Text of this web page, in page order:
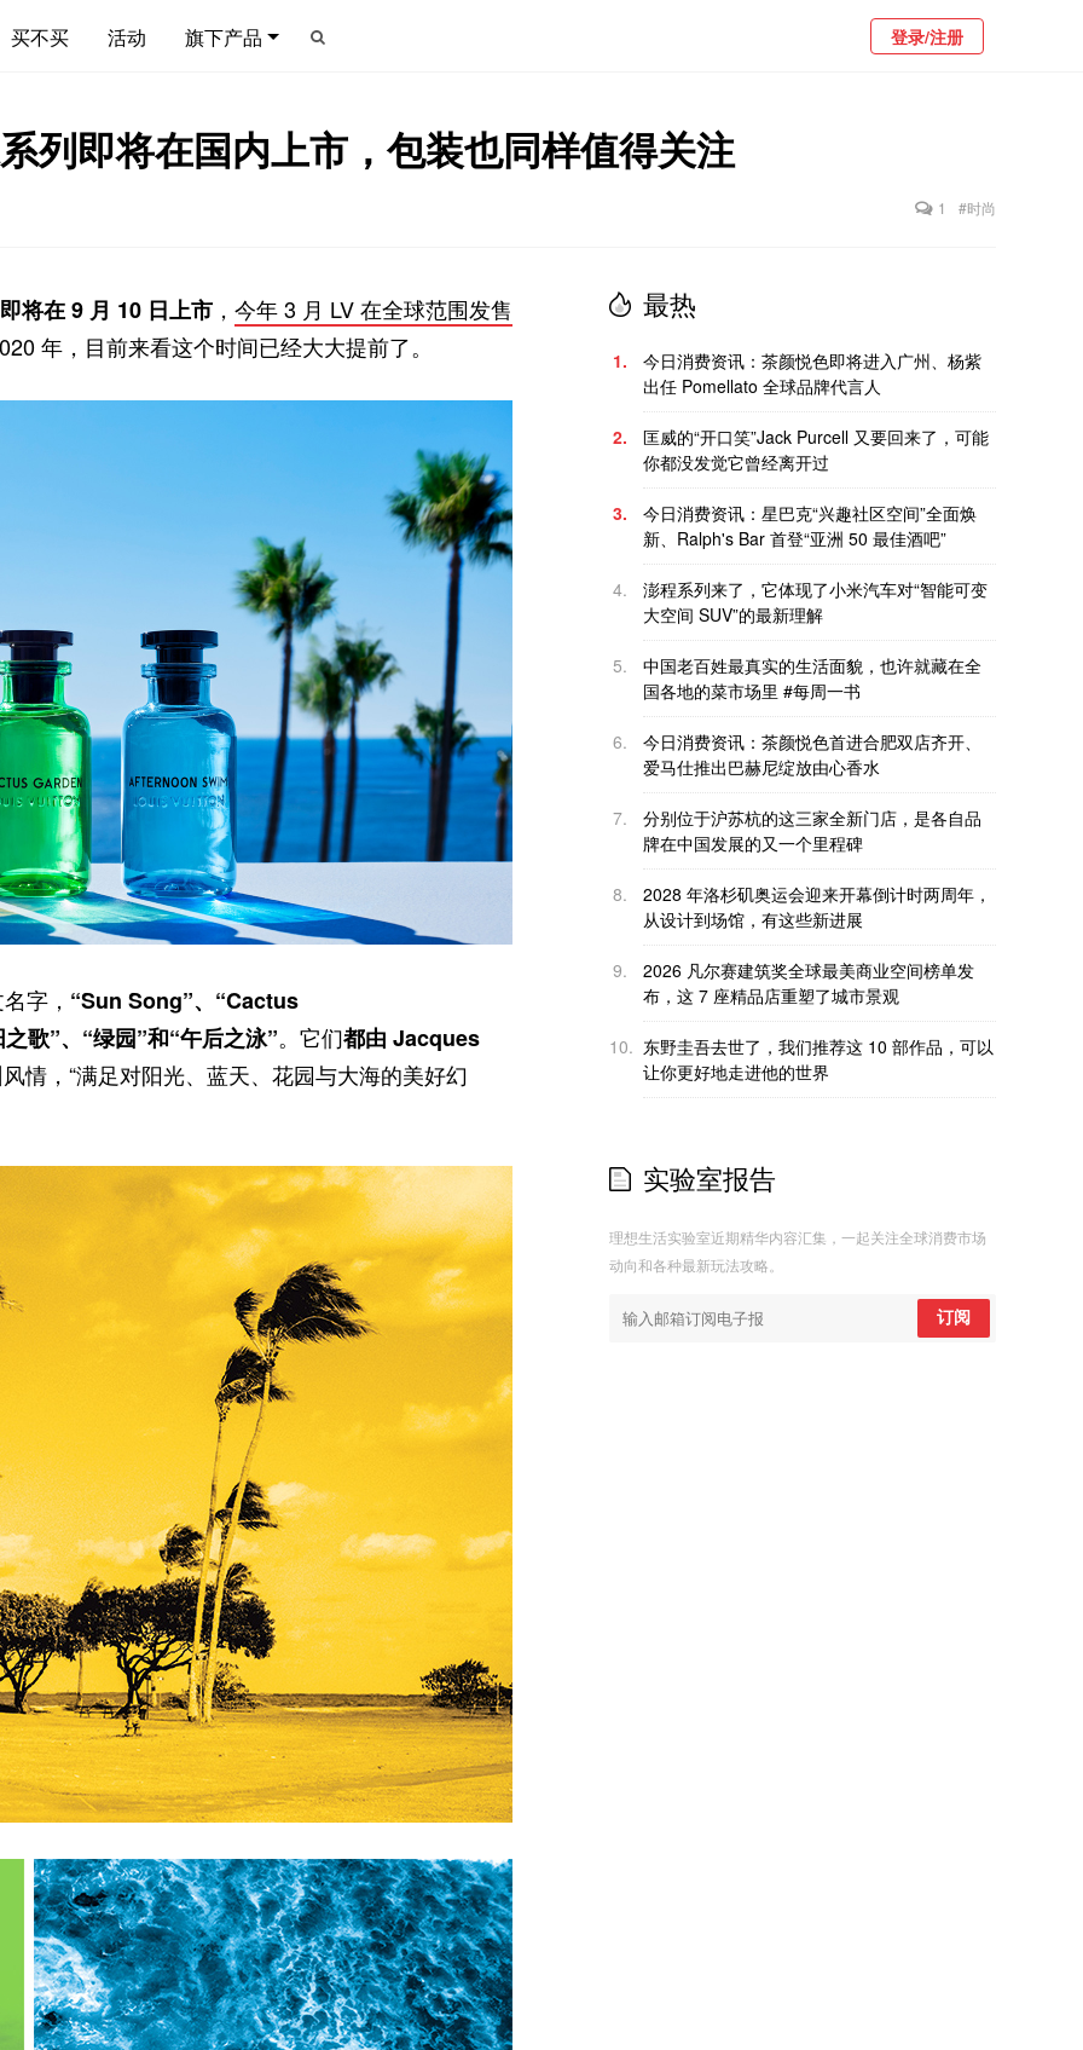
买不买 活动 旗下产品 登录/注册
列即将在国内上市，包装也同样值得关注
1 #时尚
将在 9 月 10 日上市 ， 今年 3 月 LV 在全球范围发售
年，目前来看这个时间已经大大提前了。
字， “Sun Song”、“Cactus
歌”、“绿园”和“午后之泳”。它们都由 Jacques
情，“满足对阳光、蓝天、花园与大海的美好幻
最热
1.
今日消费资讯：茶颜悦色即将进入广州、杨紫
出任 Pomellato 全球品牌代言人
2.
匡威的“开口笑”Jack Purcell 又要回来了，可能
你都没发觉它曾经离开过
3.
今日消费资讯：星巴克“兴趣社区空间”全面焕
新、Ralph's Bar 首登“亚洲 50 最佳酒吧”
4.
澎程系列来了，它体现了小米汽车对“智能可变
大空间 SUV”的最新理解
5.
中国老百姓最真实的生活面貌，也许就藏在全
国各地的菜市场里 #每周一书
6.
今日消费资讯：茶颜悦色首进合肥双店齐开、
爱马仕推出巴赫尼绽放由心香水
7.
分别位于沪苏杭的这三家全新门店，是各自品
牌在中国发展的又一个里程碑
8.
2028 年洛杉矶奥运会迎来开幕倒计时两周年，
从设计到场馆，有这些新进展
9.
2026 凡尔赛建筑奖全球最美商业空间榜单发
布，这 7 座精品店重塑了城市景观
10. 东野圭吾去世了，我们推荐这 10 部作品，可以
让你更好地走进他的世界
实验室报告
理想生活实验室近期精华内容汇集，一起关注全球消费市场
动向和各种最新玩法攻略。